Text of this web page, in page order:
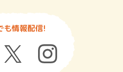
も情報配信!